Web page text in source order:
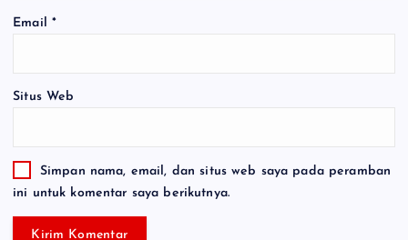
Email *
Situs Web
Simpan nama, email, dan situs web saya pada peramban
ini untuk komentar saya berikutnya.